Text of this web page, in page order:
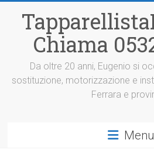
Chiama
Da oltre 20 anni, Eugenio si
sostituzione, motorizzazione e
Ferrara e
Menu